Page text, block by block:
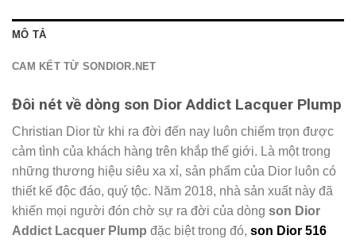
MÔ TẢ
CAM KẾT TỪ SONDIOR.NET
Đôi nét về dòng son Dior Addict Lacquer Plump
Christian Dior từ khi ra đời đến nay luôn chiếm trọn được
cảm tình của khách hàng trên khắp thế giới. Là một trong
những thương hiệu siêu xa xỉ, sản phẩm của Dior luôn có
thiết kế độc đáo, quý tộc. Năm 2018, nhà sản xuất này đã
khiến mọi người đón chờ sự ra đời của dòng son Dior
Addict Lacquer Plump đặc biệt trong đó, son Dior 516